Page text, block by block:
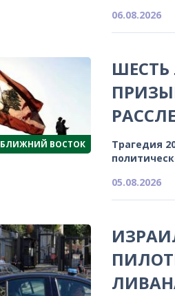
06.08.2026
БЛИЖНИЙ ВОСТОК
ШЕСТЬ
Трагедия
05.08.2026